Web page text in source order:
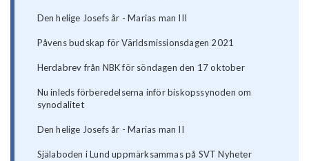
Den helige Josefs år - Marias man III
Påvens budskap för Världsmissionsdagen 2021
Herdabrev från NBK för söndagen den 17 oktober
Nu inleds förberedelserna inför biskopssynoden om
synodalitet
Den helige Josefs år - Marias man II
Själaboden i Lund uppmärksammas på SVT Nyheter